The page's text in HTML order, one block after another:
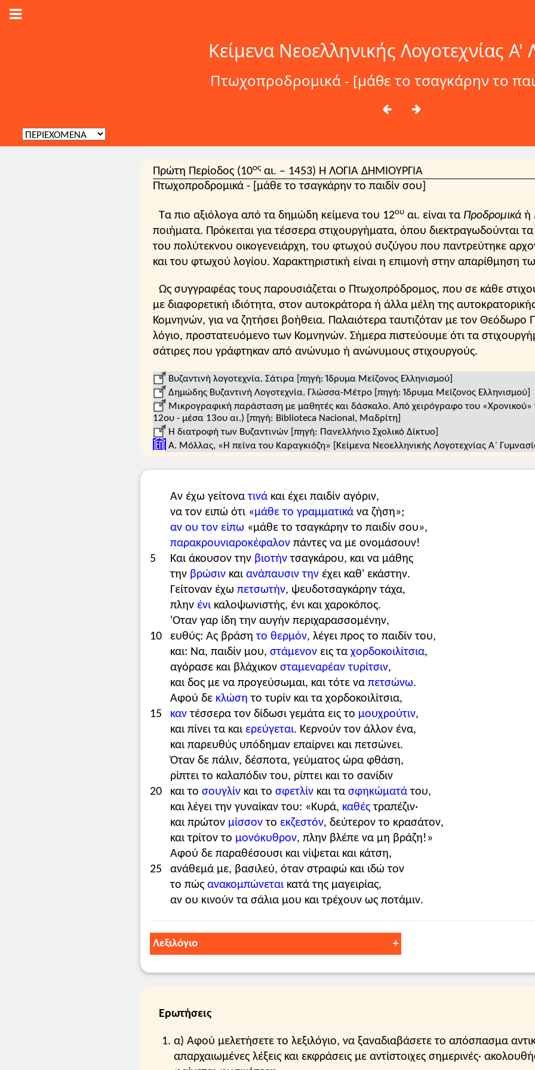
Κείμενα Νεοελληνικής Λογοτεχνίας Α'
Πτωχοπροδρομικά - [μάθε το τσαγκάρην το
Πρώτη Περίοδος (10οςαι. – 1453) Η ΛΟΓΙΑ ΔΗΜΙΟΥΡΓΙΑ
Πτωχοπροδρομικά - [μάθε το τσαγκάρην το παιδίν σου]
Τα πιο αξιόλογα από τα δημώδη κείμενα του 12ουαι. είναι τα Προδρομικάή
ποιήματα. Πρόκειται για τέσσερα στιχουργήματα, όπου διεκτραγωδούνται
του πολύτεκνου οικογενειάρχη, του φτωχού συζύγου που παντρεύτηκε
και του φτωχού λογίου. Χαρακτηριστική είναι η επιμονή στην απαρίθμηση
Ως συγγραφέας τους παρουσιάζεται ο Πτωχοπρόδρομος, που σε κάθε
με διαφορετική ιδιότητα, στον αυτοκράτορα ή άλλα μέλη της
Κομνηνών, για να ζητήσει βοήθεια. Παλαιότερα ταυτιζόταν με τον
λόγιο, προστατευόμενο των Κομνηνών. Σήμερα πιστεύουμε ότι τα
σάτιρες που γράφτηκαν από ανώνυμο ή ανώνυμους στιχουργούς.
Βυζαντινή λογοτεχνία. Σάτιρα [πηγή: Ίδρυμα Μείζονος Ελληνισμού]
Δημώδης Βυζαντινή Λογοτεχνία. Γλώσσα-Μέτρο [πηγή: Ίδρυμα Μείζονος Ελληνισμού]
Μικρογραφική παράσταση με μαθητές και δάσκαλο. Από χειρόγραφο του «Χρονικού»
12ου - μέσα 13ου αι.) [πηγή: Biblioteca Nacional, Μαδρίτη]
Η διατροφή των Βυζαντινών [πηγή: Πανελλήνιο Σχολικό Δίκτυο]
Α. Μόλλας, «Η πείνα του Καραγκιόζη» [Κείμενα Νεοελληνικής Λογοτεχνίας Α΄
5
Αν έχω γείτονατινάκαι έχει παιδίν αγόριν,
να τον ειπώ ότι «μάθε το γραμματικάνα ζήση»;
αν ου τον είπω «μάθε το τσαγκάρην το παιδίν σου»,
παρακρουνιαροκέφαλονπάντες να με ονομάσουν!
Και άκουσον την βιοτήντσαγκάρου, και να μάθης
10
την βρώσινκαι ανάπαυσιν τηνέχει καθ' εκάστην.
Γείτοναν έχω πετσωτήν, ψευδοτσαγκάρην τάχα,
πλην ένικαλοψωνιστής, ένι και χαροκόπος.
'Οταν γαρ ίδη την αυγήν περιχαρασσομένην,
ευθύς: Ας βράσητο θερμόν, λέγει προς το παιδίν του,
15
και: Να, παιδίν μου, στάμενονεις τα χορδοκοιλίτσια,
αγόρασε και βλάχικον σταμεναρέαν τυρίτσιν,
και δος με να προγεύσωμαι, και τότε να πετσώνω.
Αφού δε κλώση το τυρίν και τα χορδοκοιλίτσια,
καντέσσερα τον δίδωσι γεμάτα εις το μουχρούτιν,
20
και πίνει τα και ερεύγεται. Κερνούν τον άλλον ένα,
και παρευθύς υπόδημαν επαίρνει και πετσώνει.
Όταν δε πάλιν, δέσποτα, γεύματος ώρα φθάση,
ρίπτει το καλαπόδιν του, ρίπτει και το σανίδιν
και το σουγλίνκαι το σφετλίνκαι τα σφηκώματάτου,
25
και λέγει την γυναίκαν του: «Κυρά, καθέςτραπέζιν·
και πρώτον μίσσοντο εκζεστόν, δεύτερον το κρασάτον,
και τρίτον το μονόκυθρον, πλην βλέπε να μη βράζη!»
Αφού δε παραθέσουσι και νίψεται και κάτση,
ανάθεμά με, βασιλεύ, όταν στραφώ και ιδώ τον
το πώς ανακομπώνεταικατά της μαγειρίας,
αν ου κινούν τα σάλια μου και τρέχουν ως ποτάμιν.
Λεξιλόγιο
μάθε το γραμματικά: μάθε το γράμματα, μόρφωσέ το.
παρακρουνιαροκέφαλος
βρώσις: φαγητό.
ανάπαυσις: καλοπέραση.
Ερωτήσεις
α) Αφού μελετήσετε το λεξιλόγιο, να ξαναδιαβάσετε το απόσπασμα
απαρχαιωμένες λέξεις και εκφράσεις με αντίστοιχες σημερινές·